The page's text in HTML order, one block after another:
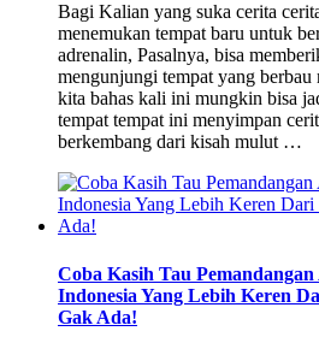
Bagi Kalian yang suka cerita
menemukan tempat baru untuk
adrenalin, Pasalnya, bisa
mengunjungi tempat yang berbau
kita bahas kali ini mungkin bisa
tempat tempat ini menyimpan
berkembang dari kisah mulut …
Coba Kasih Tau
Indonesia Yang Lebih Keren
Gak Ada!